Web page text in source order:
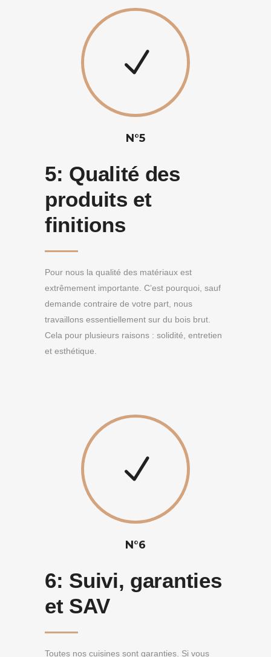
N°5
5: Qualité des
produits et
finitions
Pour nous la qualité des matériaux est
extrêmement importante. C’est pourquoi, sauf
demande contraire de votre part, nous
travaillons essentiellement sur du bois brut.
Cela pour plusieurs raisons : solidité, entretien
et esthétique.
N°6
6: Suivi, garanties
et SAV
Toutes nos cuisines sont garanties. Si vous